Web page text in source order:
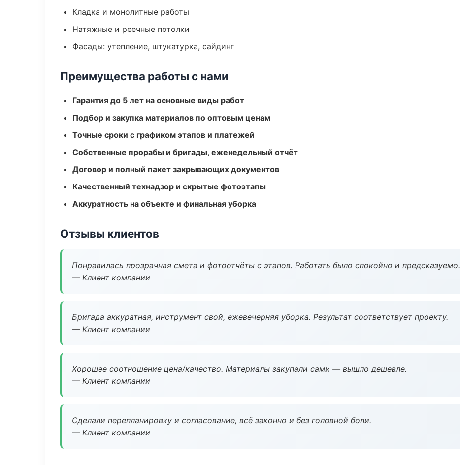
Кладка и монолитные работы
Натяжные и реечные потолки
Фасады: утепление, штукатурка, сайдинг
Преимущества работы с нами
Гарантия до 5 лет на основные виды работ
Подбор и закупка материалов по оптовым ценам
Точные сроки с графиком этапов и платежей
Собственные прорабы и бригады, еженедельный отчёт
Договор и полный пакет закрывающих документов
Качественный технадзор и скрытые фотоэтапы
Аккуратность на объекте и финальная уборка
Отзывы клиентов
Понравилась прозрачная смета и фотоотчёты с этапов. Работать было спокойно и предсказуемо.
— Клиент компании
Бригада аккуратная, инструмент свой, ежевечерняя уборка. Результат соответствует проекту.
— Клиент компании
Хорошее соотношение цена/качество. Материалы закупали сами — вышло дешевле.
— Клиент компании
Сделали перепланировку и согласование, всё законно и без головной боли.
— Клиент компании